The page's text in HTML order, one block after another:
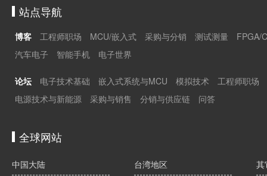
站点导航
博客 工程师职场 MCU/嵌入式 采购与分销 测试测量
FPGA/
汽车电子
智能手机 电子世界
论坛 电子技术基础 嵌入式系统与MCU 模拟技术
工程师职场
电源技术与新能源
采购与销售 分销与供应链 问答
全球网站
中国大陆 台湾地区 其